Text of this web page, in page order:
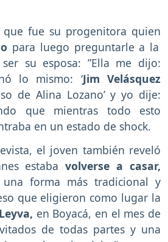
que fue su progenitora quien
para luego preguntarle a la
su esposa: ”Ella me dijo:
lo mismo: ‘Jim Velásquez
de Alina Lozano’ y yo dije:
que mientras todo esto
en un estado de shock.
el joven también reveló
estaba volverse a casar,
forma más tradicional y
que eligieron como lugar la
en Boyacá, en el mes de
de todas partes y una